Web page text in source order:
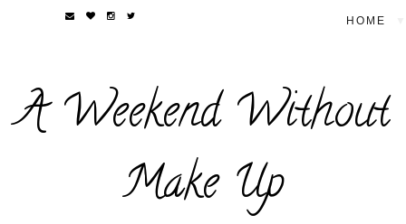
A Weekend Without
Make Up